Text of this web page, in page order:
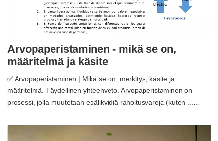
Arvopaperistaminen - mikä se on,
määritelmä ja käsite
✅ Arvopaperistaminen | Mikä se on, merkitys, käsite ja
määritelmä. Täydellinen yhteenveto. Arvopaperistaminen on
prosessi, jolla muutetaan epälikvidiä rahoitusvaroja (kuten ...…